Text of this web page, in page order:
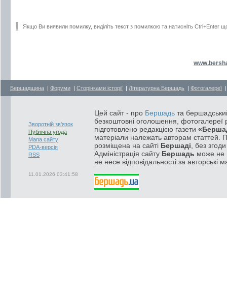
Якщо Ви виявили помилку, виділіть текст з помилкою та натисніть Ctrl+Enter
Бершадщина | Форуми | Сторінками історії | Літературна Бершадь | Фотогалереї
Зворотній зв'язок
Публічна угода
Мапа сайту
PDA-версія
RSS
11.01.2026 03:41:58
Цей сайт - про Бершадь та
безкоштовні оголошення, фотогалереї
підготовлено редакцією газети
матеріали належать авторам статтей.
розміщена на сайті Бершаді , без
Адміністрація сайту Бершадь може не
не несе відповідальності за авторські